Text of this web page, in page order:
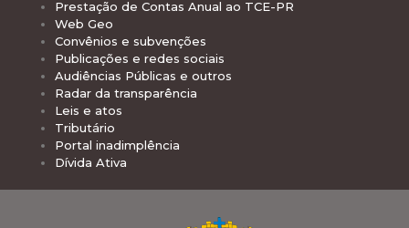
Prestação de Contas Anual ao TCE-PR
Web Geo
Convênios e subvenções
Publicações e redes sociais
Audiências Públicas e outros
Radar da transparência
Leis e atos
Tributário
Portal inadimplência
Dívida Ativa